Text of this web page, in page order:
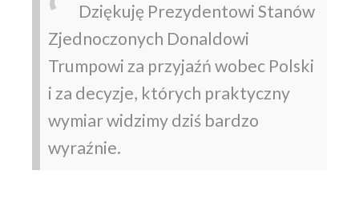
Dziękuję Prezydentowi Stanów
Zjednoczonych Donaldowi
Trumpowi za przyjaźń wobec Polski
i za decyzje, których praktyczny
wymiar widzimy dziś bardzo
wyraźnie.